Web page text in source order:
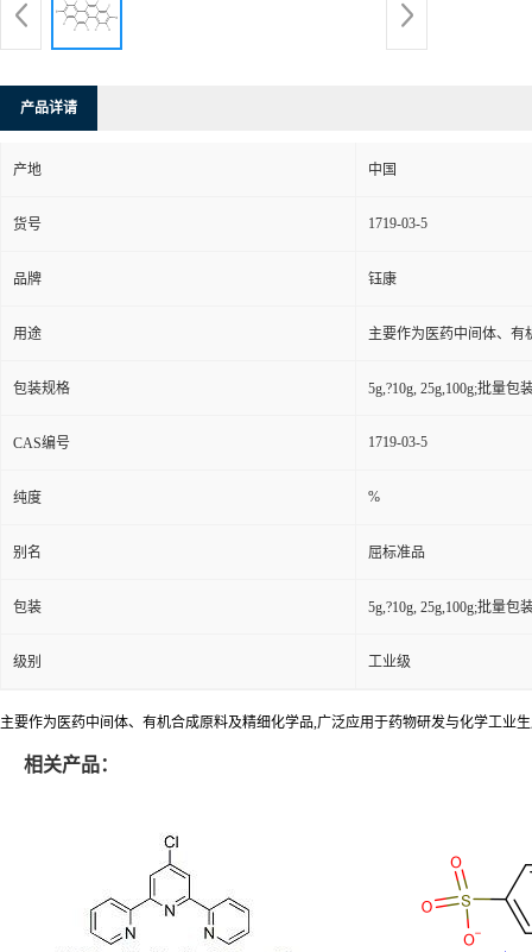
产品详请
产地 中国
货号 1719-03-5
品牌 钰康
用途 主要作为医药中间体、有
包装规格 5g,?10g, 25g,100g;批量包
CAS编号 1719-03-5
纯度 %
别名 屈标准品
包装 5g,?10g, 25g,100g;批量包
级别 工业级
主要作为医药中间体、有机合成原料及精细化学品,广泛应用于药物研发与化学工业
相关产品：